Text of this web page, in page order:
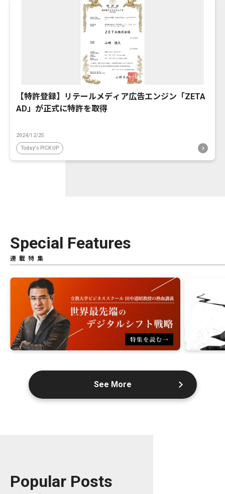
【特許登録】リテールメディア広告エンジン「ZETA
AD」が正式に特許を取得
2024/12/25
Today's PICK UP
Special Features
連載特集
See More
Popular Posts